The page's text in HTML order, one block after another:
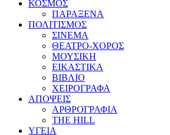
ΚΟΣΜΟΣ
ΠΑΡΑΞΕΝΑ
ΠΟΛΙΤΙΣΜΟΣ
ΣΙΝΕΜΑ
ΘΕΑΤΡΟ-ΧΟΡΟΣ
ΜΟΥΣΙΚΗ
ΕΙΚΑΣΤΙΚΑ
ΒΙΒΛΙΟ
ΧΕΙΡΟΓΡΑΦΑ
ΑΠΟΨΕΙΣ
ΑΡΘΡΟΓΡΑΦΙΑ
THE HILL
ΥΓΕΙΑ